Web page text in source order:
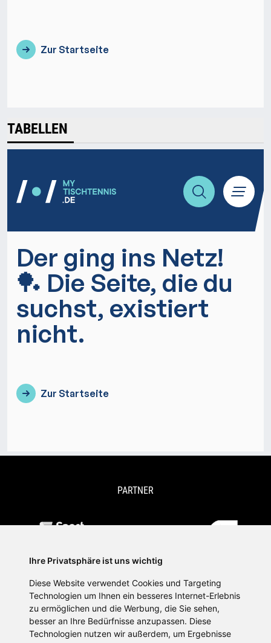
Ihre Privatsphäre ist uns wichtig
Diese Website verwendet Cookies und Targeting
Technologien um Ihnen ein besseres Internet-Erlebnis
zu ermöglichen und die Werbung, die Sie sehen,
besser an Ihre Bedürfnisse anzupassen. Diese
Technologien nutzen wir außerdem, um Ergebnisse
TABELLEN
PARTNER